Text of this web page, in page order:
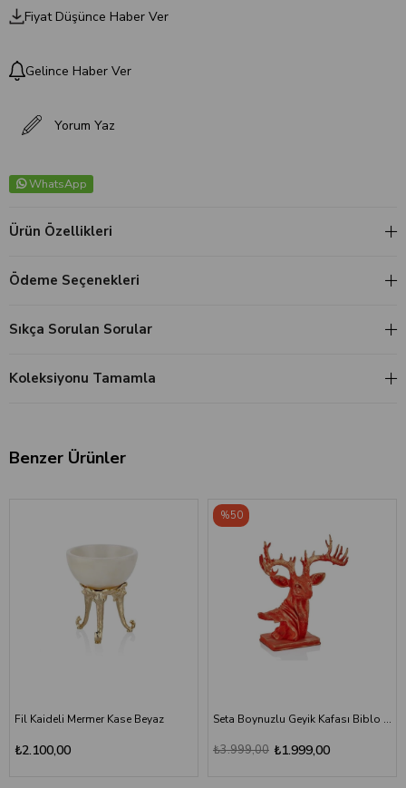
Fiyat Düşünce Haber Ver
Gelince Haber Ver
Yorum Yaz
WhatsApp
Ürün Özellikleri
Ödeme Seçenekleri
Sıkça Sorulan Sorular
Koleksiyonu Tamamla
Benzer Ürünler
Fil Kaideli Mermer Kase Beyaz
₺2.100,00
Seta Boynuzlu Geyik Kafası Biblo Kırmızı
₺1.999,00
₺3.999,00
%50